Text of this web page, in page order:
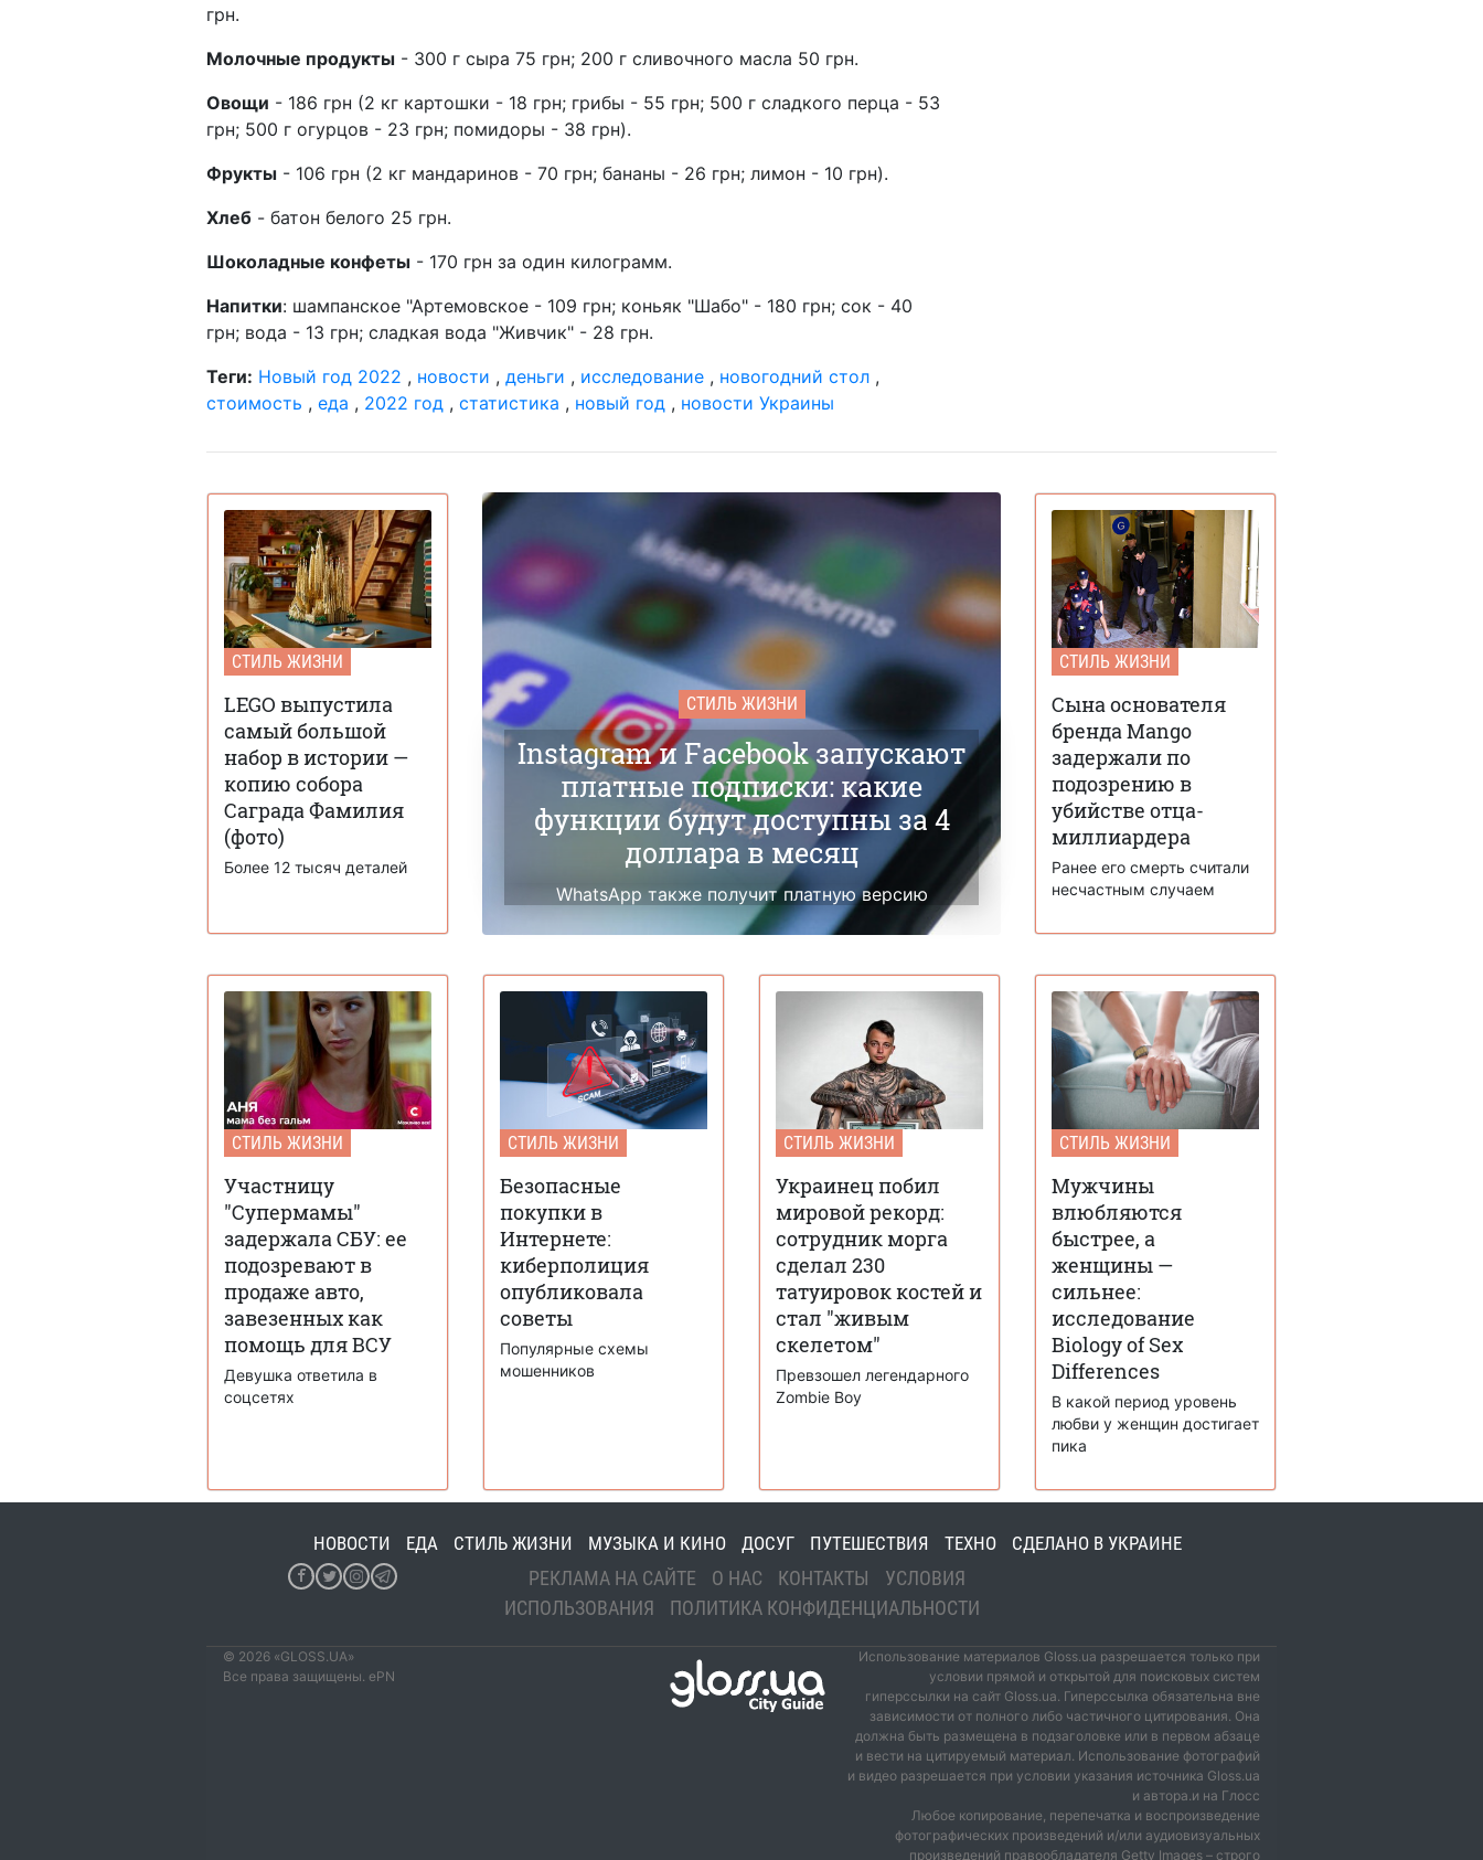
грн.
Молочные продукты - 300 г сыра 75 грн; 200 г сливочного масла 50 грн.
Овощи - 186 грн (2 кг картошки - 18 грн; грибы - 55 грн; 500 г сладкого перца - 53
грн; 500 г огурцов - 23 грн; помидоры - 38 грн).
Фрукты - 106 грн (2 кг мандаринов - 70 грн; бананы - 26 грн; лимон - 10 грн).
Хлеб - батон белого 25 грн.
Шоколадные конфеты - 170 грн за один килограмм.
Напитки: шампанское "Артемовское - 109 грн; коньяк "Шабо" - 180 грн; сок - 40
грн; вода - 13 грн; сладкая вода "Живчик" - 28 грн.
Теги: Новый год 2022 , новости , деньги , исследование , новогодний стол ,
стоимость , еда , 2022 год , статистика , новый год , новости Украины
СТИЛЬ ЖИЗНИ
LEGO выпустила
самый большой
набор в истории —
копию собора
Саграда Фамилия
(фото)
Более 12 тысяч деталей
СТИЛЬ ЖИЗНИ
Instagram и Facebook запускают
платные подписки: какие
функции будут доступны за 4
доллара в месяц
WhatsApp также получит платную версию
СТИЛЬ ЖИЗНИ
Сына основателя
бренда Mango
задержали по
подозрению в
убийстве отца-
миллиардера
Ранее его смерть считали
несчастным случаем
СТИЛЬ ЖИЗНИ
Участницу
"Супермамы"
задержала СБУ: ее
подозревают в
продаже авто,
завезенных как
помощь для ВСУ
Девушка ответила в
соцсетях
СТИЛЬ ЖИЗНИ
Безопасные
покупки в
Интернете:
киберполиция
опубликовала
советы
Популярные схемы
мошенников
СТИЛЬ ЖИЗНИ
Украинец побил
мировой рекорд:
сотрудник морга
сделал 230
татуировок костей и
стал "живым
скелетом"
Превзошел легендарного
Zombie Boy
СТИЛЬ ЖИЗНИ
Мужчины
влюбляются
быстрее, а
женщины —
сильнее:
исследование
Biology of Sex
Differences
В какой период уровень
любви у женщин достигает
пика
НОВОСТИ ЕДА СТИЛЬ ЖИЗНИ МУЗЫКА И КИНО ДОСУГ ПУТЕШЕСТВИЯ ТЕХНО СДЕЛАНО В УКРАИНЕ
РЕКЛАМА НА САЙТЕ О НАС КОНТАКТЫ
УСЛОВИЯ
ИСПОЛЬЗОВАНИЯ
ПОЛИТИКА КОНФИДЕНЦИАЛЬНОСТИ
© 2026 «GLOSS.UA»
Все права защищены. ePN
Использование материалов Gloss.ua разрешается только при
условии прямой и открытой для поисковых систем
гиперссылки на сайт Gloss.ua. Гиперссылка обязательна вне
зависимости от полного либо частичного цитирования. Она
должна быть размещена в подзаголовке или в первом абзаце
и вести на цитируемый материал. Использование фотографий
и видео разрешается при условии указания источника Gloss.ua
и автора.и на Глосс
Любое копирование, перепечатка и воспроизведение
фотографических произведений и/или аудиовизуальных
произведений правообладателя Getty Images – строго